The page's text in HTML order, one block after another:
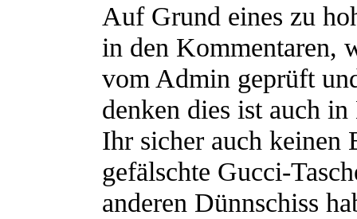
Auf Grund eines zu
in den Kommentaren,
vom Admin geprüft
denken dies ist auch in
Ihr sicher auch keinen
gefälschte Gucci-
anderen Dünnschiss